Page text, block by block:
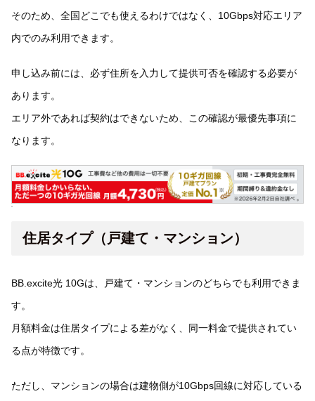
そのため、全国どこでも使えるわけではなく、10Gbps対応エリア
内でのみ利用できます。
申し込み前には、必ず住所を入力して提供可否を確認する必要が
あります。
エリア外であれば契約はできないため、この確認が最優先事項に
なります。
住居タイプ（戸建て・マンション）
BB.excite光 10Gは、戸建て・マンションのどちらでも利用できま
す。
月額料金は住居タイプによる差がなく、同一料金で提供されてい
る点が特徴です。
ただし、マンションの場合は建物側が10Gbps回線に対応している